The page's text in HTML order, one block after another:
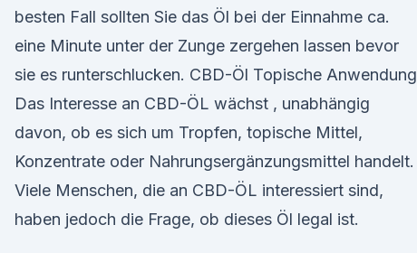
besten Fall sollten Sie das Öl bei der Einnahme ca.
eine Minute unter der Zunge zergehen lassen bevor
sie es runterschlucken. CBD-Öl Topische Anwendung
Das Interesse an CBD-ÖL wächst , unabhängig
davon, ob es sich um Tropfen, topische Mittel,
Konzentrate oder Nahrungsergänzungsmittel handelt.
Viele Menschen, die an CBD-ÖL interessiert sind,
haben jedoch die Frage, ob dieses Öl legal ist.